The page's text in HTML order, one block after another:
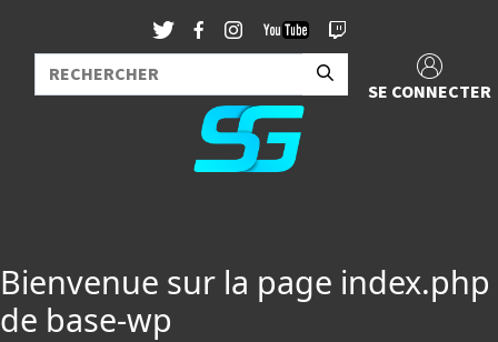
SE CONNECTER
Bienvenue sur la page index.php
de base-wp